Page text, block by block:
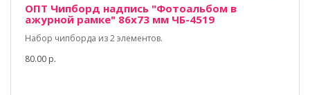
ОПТ Чипборд надпись "Фотоальбом в
ажурной рамке" 86х73 мм ЧБ-4519
Набор чипборда из 2 элементов.
80.00 р.